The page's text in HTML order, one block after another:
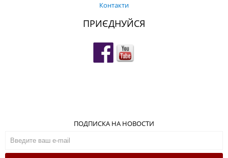
Контакти
ПРИЄДНУЙСЯ
ПОДПИСКА НА НОВОСТИ